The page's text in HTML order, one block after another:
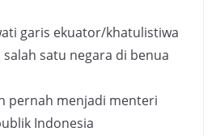
garis ekuator/khatulistiwa
salah satu negara di benua
pernah menjadi menteri
Indonesia